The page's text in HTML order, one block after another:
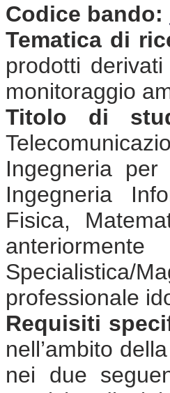
Codice bando:
Tematica di
prodotti
monitoraggio
Titolo di
Ingegneria
Ingegneria
Fisica,
Specialistica/
professionale
Requisiti
nell’ambito
nei due